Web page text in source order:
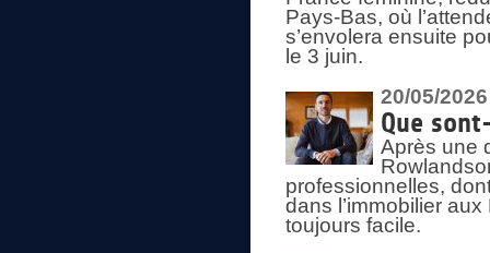
Pays-Bas, où
s’envolera ensuite
le 3 juin.
20/05/2026
Que
Après une
professionnelles,
dans l’immobilier
toujours facile.